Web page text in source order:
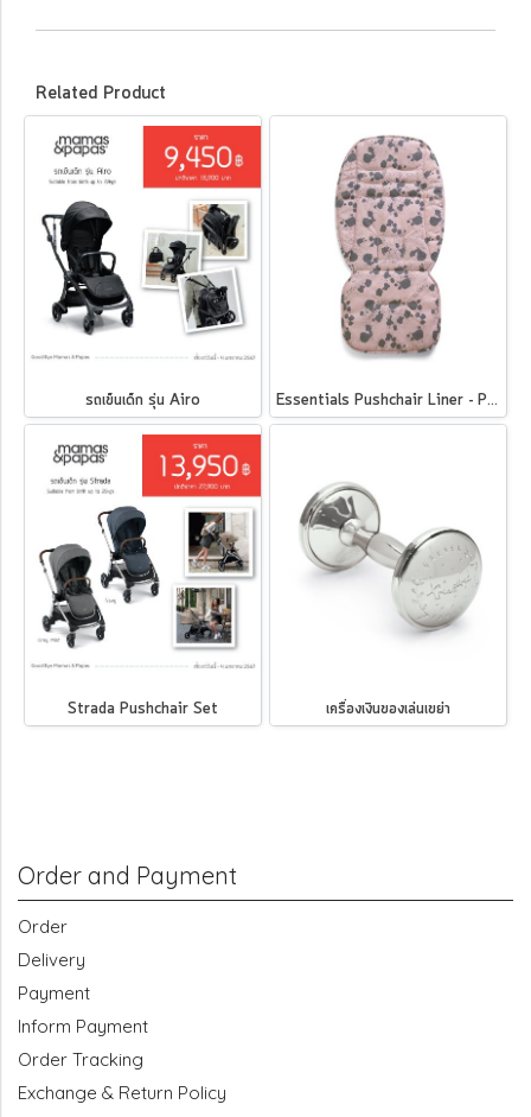
Related Product
รถเข็นเด็ก รุ่น Airo Essentials Pushchair Liner - Pink Splatter
Strada Pushchair Set เครื่องเงินของเล่นเขย่า
Order and Payment
Order
Delivery
Payment
Inform Payment
Order Tracking
Exchange & Return Policy